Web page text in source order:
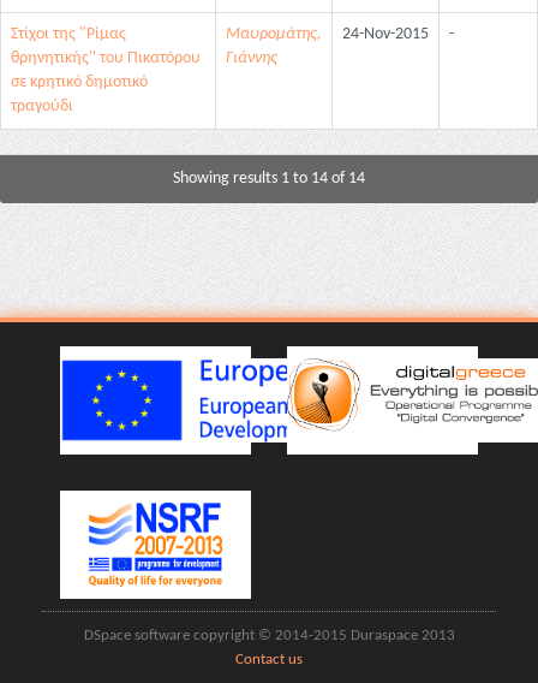
Στίχοι της "Ρίμας
θρηνητικής'' του Πικατόρου
σε κρητικό δημοτικό
τραγούδι
Μαυρομάτης,
Γιάννης
24-Nov-2015 -
Showing results 1 to 14 of 14
DSpace software copyright © 2014-2015 Duraspace 2013
Contact us